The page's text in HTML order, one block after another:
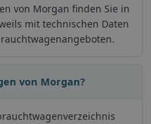
von Morgan finden Sie in
mit technischen Daten
von Morgan?